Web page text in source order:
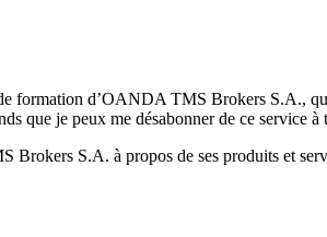
formation d’OANDA TMS Brokers S.A.,
que je peux me désabonner de ce service à
S.A. à propos de ses produits et